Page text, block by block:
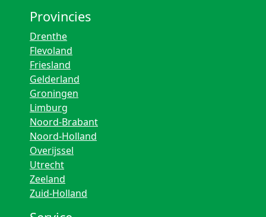
Provincies
Drenthe
Flevoland
Friesland
Gelderland
Groningen
Limburg
Noord-Brabant
Noord-Holland
Overijssel
Utrecht
Zeeland
Zuid-Holland